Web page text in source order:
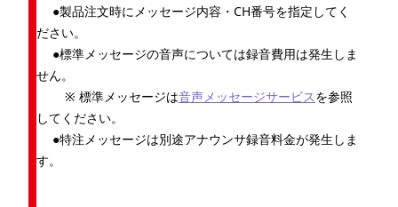
●製品注文時にメッセージ内容・CH番号を指定してく
ださい。
●標準メッセージの音声については録音費用は発生しま
せん。
※ 標準メッセージは音声メッセージサービスを参照
してください。
●特注メッセージは別途アナウンサ録音料金が発生しま
す。